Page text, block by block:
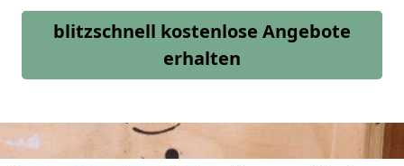
blitzschnell kostenlose Angebote
erhalten